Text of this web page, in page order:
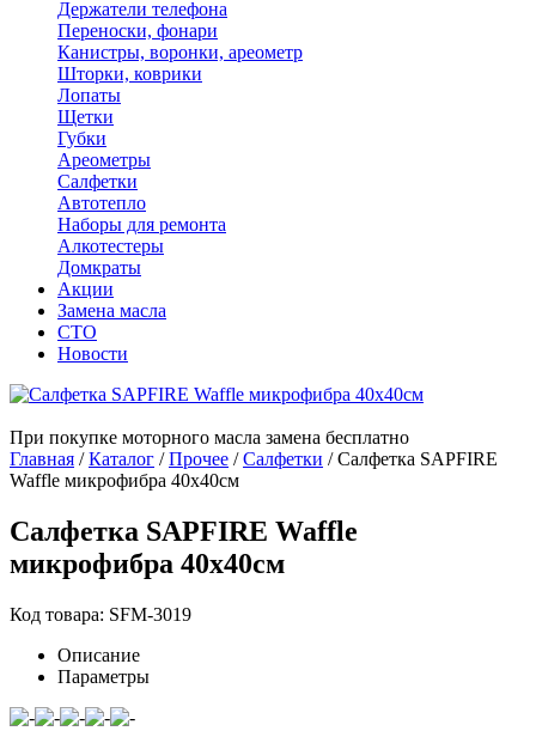
Держатели телефона
Переноски, фонари
Канистры, воронки, ареометр
Шторки, коврики
Лопаты
Щетки
Губки
Ареометры
Салфетки
Автотепло
Наборы для ремонта
Алкотестеры
Домкраты
Акции
Замена масла
СТО
Новости
При покупке моторного масла замена бесплатно
Главная /Каталог /Прочее /Салфетки /Салфетка SAPFIRE
Waffle микрофибра 40х40см
Салфетка SAPFIRE Waffle
микрофибра 40х40см
Код товара: SFM-3019
Описание
Параметры